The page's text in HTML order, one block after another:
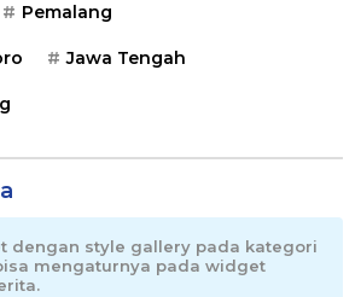
Pemalang
Jawa Tengah
dengan style gallery pada kategori
mengaturnya pada widget